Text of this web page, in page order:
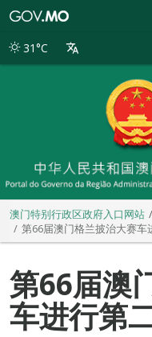
别
31°C
澳门特别行政区政府入口网站
第66届澳门格兰披治大赛车
第66届澳
车进行第